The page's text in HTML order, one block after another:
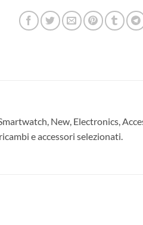
New, Electronics,
e accessori selezionati.